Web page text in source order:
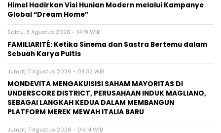
Himel Hadirkan Visi Hunian Modern melalui Kampanye
Global “Dream Home”
Sabtu, 8 Agustus 2026 - 14:19 WIB
FAMILIARITÉ: Ketika Sinema dan Sastra Bertemu dalam
Sebuah Karya Puitis
Jumat, 7 Agustus 2026 - 09:32 WIB
MONDEVITA MENGAKUISISI SAHAM MAYORITAS DI
UNDERSCORE DISTRICT, PERUSAHAAN INDUK MAGLIANO,
SEBAGAI LANGKAH KEDUA DALAM MEMBANGUN
PLATFORM MEREK MEWAH ITALIA BARU
Jumat, 7 Agustus 2026 - 04:14 WIB